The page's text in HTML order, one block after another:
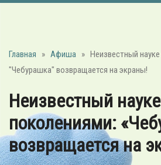
Главная » Афиша » Неизвестный
"Чебурашка" возвращается на экраны!
Неизвестный
поколениями:
возвращается на